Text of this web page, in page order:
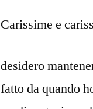
Carissime e
desidero
fatto da quando